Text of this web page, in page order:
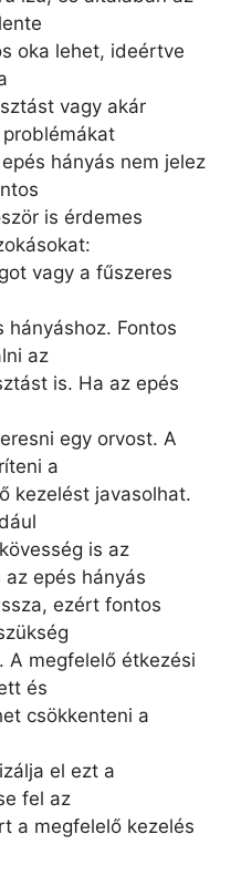
oka lehet, ideértve
vagy akár
hányás nem jelez
is érdemes
vagy a fűszeres
hányáshoz. Fontos
az
is. Ha az epés
egy orvost. A
a
kezelést javasolhat.
is az
epés hányás
ezért fontos
A megfelelő étkezési
és
csökkenteni a
el ezt a
fel az
a megfelelő kezelés